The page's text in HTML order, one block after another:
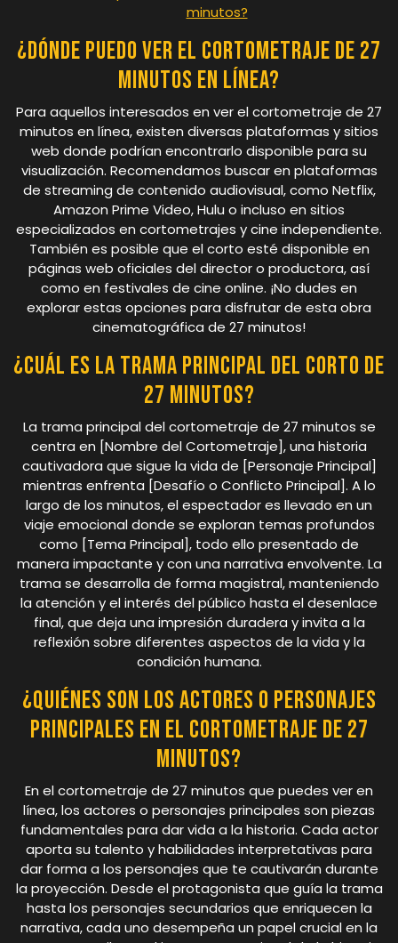
minutos?
¿Dónde puedo ver el cortometraje de 27
minutos en línea?
Para aquellos interesados en ver el cortometraje de 27
minutos en línea, existen diversas plataformas y sitios
web donde podrían encontrarlo disponible para su
visualización. Recomendamos buscar en plataformas
de streaming de contenido audiovisual, como Netflix,
Amazon Prime Video, Hulu o incluso en sitios
especializados en cortometrajes y cine independiente.
También es posible que el corto esté disponible en
páginas web oficiales del director o productora, así
como en festivales de cine online. ¡No dudes en
explorar estas opciones para disfrutar de esta obra
cinematográfica de 27 minutos!
¿Cuál es la trama principal del corto de
27 minutos?
La trama principal del cortometraje de 27 minutos se
centra en [Nombre del Cortometraje], una historia
cautivadora que sigue la vida de [Personaje Principal]
mientras enfrenta [Desafío o Conflicto Principal]. A lo
largo de los minutos, el espectador es llevado en un
viaje emocional donde se exploran temas profundos
como [Tema Principal], todo ello presentado de
manera impactante y con una narrativa envolvente. La
trama se desarrolla de forma magistral, manteniendo
la atención y el interés del público hasta el desenlace
final, que deja una impresión duradera y invita a la
reflexión sobre diferentes aspectos de la vida y la
condición humana.
¿Quiénes son los actores o personajes
principales en el cortometraje de 27
minutos?
En el cortometraje de 27 minutos que puedes ver en
línea, los actores o personajes principales son piezas
fundamentales para dar vida a la historia. Cada actor
aporta su talento y habilidades interpretativas para
dar forma a los personajes que te cautivarán durante
la proyección. Desde el protagonista que guía la trama
hasta los personajes secundarios que enriquecen la
narrativa, cada uno desempeña un papel crucial en la